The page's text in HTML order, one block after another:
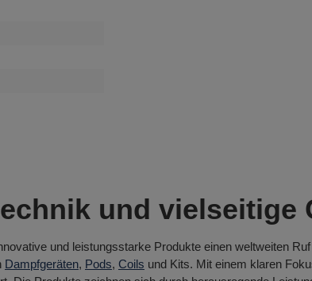
und vielseitige
und leistungsstarke Produkte einen weltweiten
Dampfgeräten, Pods, Coils und Kits. Mit einem klaren